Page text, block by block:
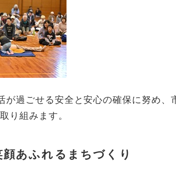
が過ごせる安全と安心の確保に努め、
り組みます。
顔あふれるまちづくり